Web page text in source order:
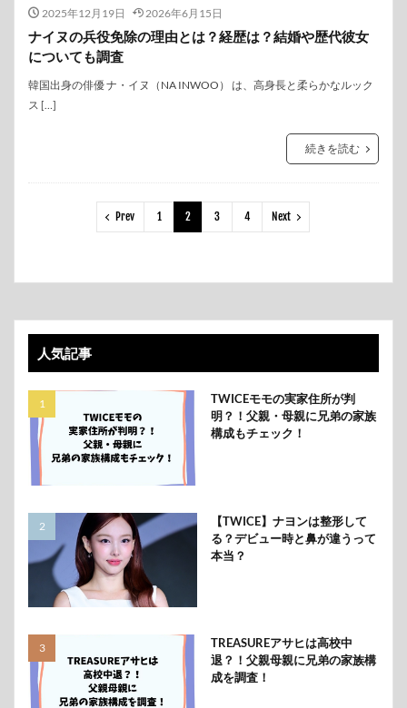
2025年12月19日 2026年6月15日
ナイヌの兵役免除の理由とは？経歴は？結婚や歴代彼女
についても調査
韓国出身の俳優 ナ・イヌ（NA INWOO） は、高身長と柔らかなルック
ス […]
続きを読む
Prev 1 2 3 4 Next
人気記事
TWICEモモの実家住所が判
明？！父親・母親に兄弟の家族
構成もチェック！
【TWICE】ナヨンは整形して
る？デビュー時と鼻が違うって
本当？
TREASUREアサヒは高校中
退？！父親母親に兄弟の家族構
成を調査！